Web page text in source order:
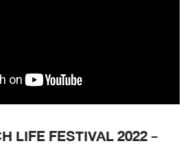
LIFE FESTIVAL 2022 -